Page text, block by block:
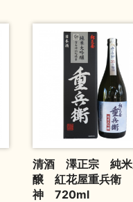
清酒 澤正宗 純米
醸 紅花屋重兵衛
神 720ml